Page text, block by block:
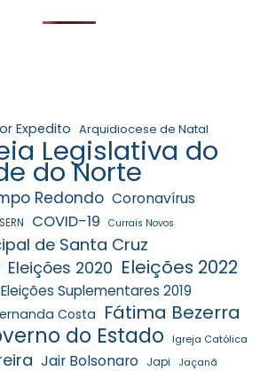
Expedito Arquidiocese de Natal
Legislativa do
do Norte
Redondo Coronavírus
COVID-19 Currais Novos
de Santa Cruz
Eleições 2020 Eleições 2022
Eleições Suplementares 2019
Costa Fátima Bezerra
do Estado Igreja Católica
Jair Bolsonaro Japi Jaçanã